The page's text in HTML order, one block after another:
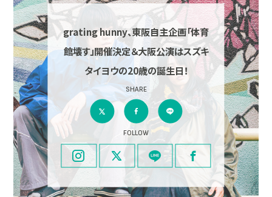
grating hunny、東阪自主企画「体育
館壊す」開催決定＆大阪公演はスズキ
タイヨウの20歳の誕生日！
SHARE
FOLLOW